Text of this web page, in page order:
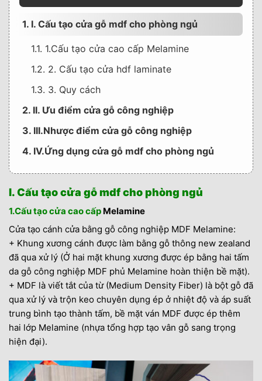
1. I. Cấu tạo cửa gỗ mdf cho phòng ngủ
1.1. 1.Cấu tạo cửa cao cấp Melamine
1.2. 2. Cấu tạo cửa hdf laminate
1.3. 3. Quy cách
2. II. Ưu điểm cửa gỗ công nghiệp
3. III.Nhược điểm cửa gỗ công nghiệp
4. IV.Ứng dụng cửa gỗ mdf cho phòng ngủ
I. Cấu tạo cửa gỗ mdf cho phòng ngủ
1.Cấu tạo cửa cao cấp Melamine
Cửa tạo cánh cửa bằng gỗ công nghiệp MDF Melamine:
+ Khung xương cánh được làm bằng gỗ thông new zealand
đã qua xử lý (Ở hai mặt khung xương được ép bằng hai tấm
da gỗ công nghiệp MDF phủ Melamine hoàn thiện bề mặt).
+ MDF là viết tắt của từ (Medium Density Fiber) là bột gỗ đã
qua xử lý và trộn keo chuyên dụng ép ở nhiệt độ và áp suất
trung bình tạo thành tấm, bề mặt ván MDF được ép thêm
hai lớp Melamine (nhựa tổng hợp tạo vân gỗ sang trọng
hiện đại).